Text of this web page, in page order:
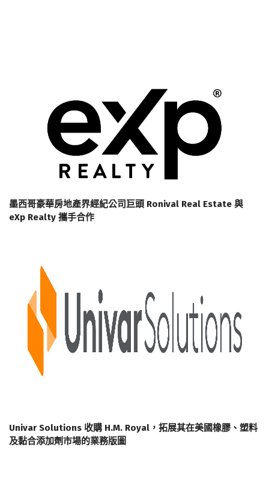
墨西哥豪華房地產界經紀公司巨頭 Ronival Real Estate 與
eXp Realty 攜手合作
Univar Solutions 收購 H.M. Royal，拓展其在美國橡膠、塑料
及黏合添加劑市場的業務版圖